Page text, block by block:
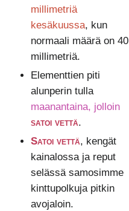
millimetriä
kesäkuussa, kun
normaali määrä on 40
millimetriä.
Elementtien piti
alunperin tulla
maanantaina, jolloin
satoi vettä.
Satoi vettä, kengät
kainalossa ja reput
selässä samosimme
kinttupolkuja pitkin
avojaloin.